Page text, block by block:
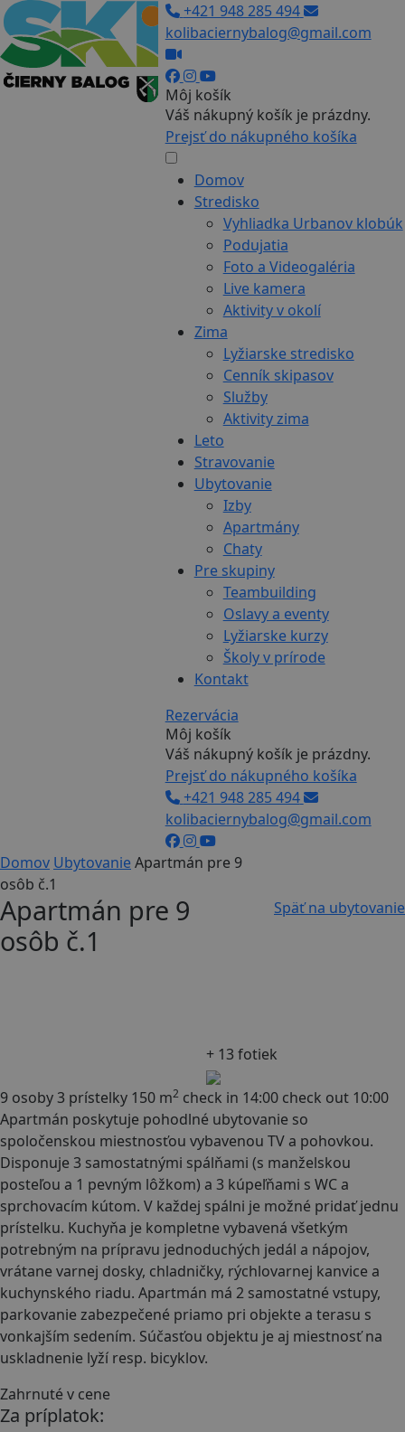
+421 948 285 494
kolibaciernybalog@gmail.com
Môj košík
Váš nákupný košík je prázdny.
Prejsť do nákupného košíka
Domov
Stredisko
Vyhliadka Urbanov klobúk
Podujatia
Foto a Videogaléria
Live kamera
Aktivity v okolí
Zima
Lyžiarske stredisko
Cenník skipasov
Služby
Aktivity zima
Leto
Stravovanie
Ubytovanie
Izby
Apartmány
Chaty
Pre skupiny
Teambuilding
Oslavy a eventy
Lyžiarske kurzy
Školy v prírode
Kontakt
Rezervácia
Môj košík
Váš nákupný košík je prázdny.
Prejsť do nákupného košíka
+421 948 285 494
kolibaciernybalog@gmail.com
Domov UbytovanieApartmán pre 9
osôb č.1
Apartmán pre 9
osôb č.1
Späť na ubytovanie
+ 13 fotiek
9 osoby3 prístelky 150 m2 check in 14:00 check out 10:00
Apartmán poskytuje pohodlné ubytovanie so
spoločenskou miestnosťou vybavenou TV a pohovkou.
Disponuje 3 samostatnými spálňami (s manželskou
posteľou a 1 pevným lôžkom) a 3 kúpeľňami s WC a
sprchovacím kútom. V každej spálni je možné pridať jednu
prístelku. Kuchyňa je kompletne vybavená všetkým
potrebným na prípravu jednoduchých jedál a nápojov,
vrátane varnej dosky, chladničky, rýchlovarnej kanvice a
kuchynského riadu. Apartmán má 2 samostatné vstupy,
parkovanie zabezpečené priamo pri objekte a terasu s
vonkajším sedením. Súčasťou objektu je aj miestnosť na
uskladnenie lyží resp. bicyklov.
Zahrnuté v cene
Za príplatok: